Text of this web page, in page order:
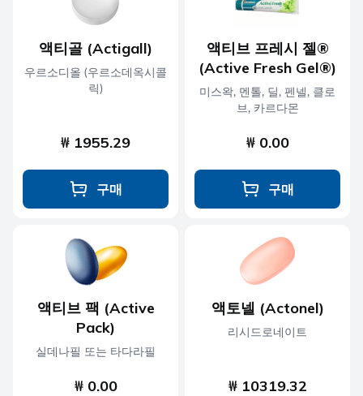
액티골 (Actigall)
우르소디올 (우르소데옥시콜
릭)
₩ 1955.29
구매
액티브 프레시 젤®
(Active Fresh Gel®)
미스왁, 멘톨, 딜, 펜넬, 클로
브, 카르다몬
₩ 0.00
구매
액티브 팩 (Active
Pack)
실데나필 또는 타다라필
₩ 0.00
액토넬 (Actonel)
리시드로네이트
₩ 10319.32